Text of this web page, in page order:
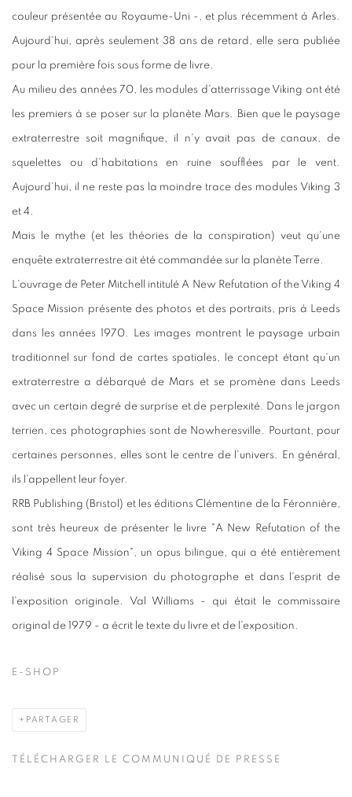
couleur présentée au Royaume-Uni -, et plus récemment à Arles.
Aujourd'hui, après seulement 38 ans de retard, elle sera publiée
pour la première fois sous forme de livre.
Au milieu des années 70, les modules d'atterrissage Viking ont été
les premiers à se poser sur la planète Mars. Bien que le paysage
extraterrestre soit magnifique, il n'y avait pas de canaux, de
squelettes ou d'habitations en ruine soufflées par le vent.
Aujourd'hui, il ne reste pas la moindre trace des modules Viking 3
et 4.
Mais le mythe (et les théories de la conspiration) veut qu'une
enquête extraterrestre ait été commandée sur la planète Terre.
L'ouvrage de Peter Mitchell intitulé A New Refutation of the Viking 4
Space Mission présente des photos et des portraits, pris à Leeds
dans les années 1970. Les images montrent le paysage urbain
traditionnel sur fond de cartes spatiales, le concept étant qu'un
extraterrestre a débarqué de Mars et se promène dans Leeds
avec un certain degré de surprise et de perplexité. Dans le jargon
terrien, ces photographies sont de Nowheresville. Pourtant, pour
certaines personnes, elles sont le centre de l'univers. En général,
ils l'appellent leur foyer.
RRB Publishing (Bristol) et les éditions Clémentine de la Féronnière,
sont très heureux de présenter le livre "A New Refutation of the
Viking 4 Space Mission", un opus bilingue, qui a été entièrement
réalisé sous la supervision du photographe et dans l'esprit de
l'exposition originale. Val Williams - qui était le commissaire
original de 1979 - a écrit le texte du livre et de l'exposition.
E-SHOP
PARTAGER
TÉLÉCHARGER LE COMMUNIQUÉ DE PRESSE